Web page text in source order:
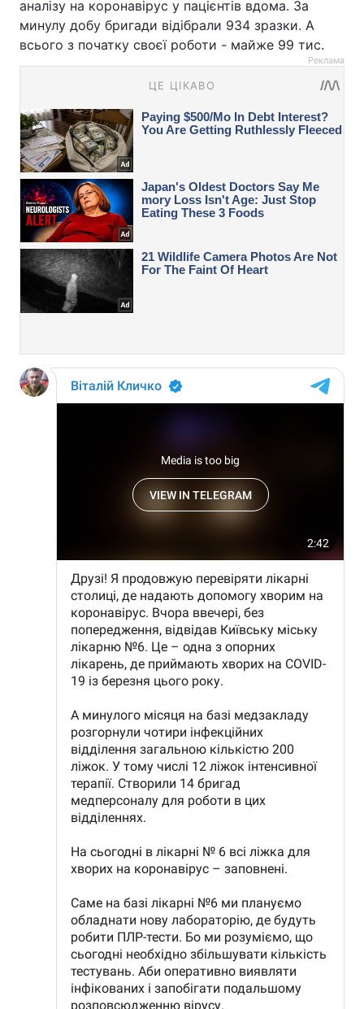
аналізу на коронавірус у пацієнтів вдома. За
минулу добу бригади відібрали 934 зразки. А
всього з початку своєї роботи - майже 99 тис.
Реклама